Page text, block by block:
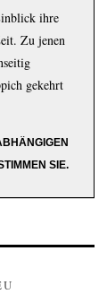
ihre
Zu jenen
gekehrt
SIE.